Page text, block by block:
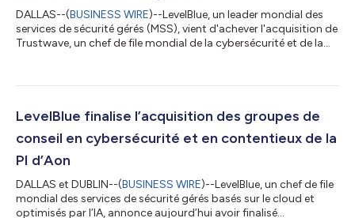
DALLAS--(BUSINESS WIRE)--LevelBlue, un leader mondial des
services de sécurité gérés (MSS), vient d'achever l'acquisition de
Trustwave, un chef de file mondial de la cybersécurité et de la
au monde avec le portefeuille le plus large et le plus complet de
stratégique, de réponse aux incidents et de sécurité...
LevelBlue finalise l’acquisition des groupes de
conseil en cybersécurité et en contentieux de la
PI d’Aon
DALLAS et DUBLIN--(BUSINESS WIRE)--LevelBlue, un chef de file
mondial des services de sécurité gérés basés sur le cloud et
optimisés par l’IA, annonce aujourd’hui avoir finalisé